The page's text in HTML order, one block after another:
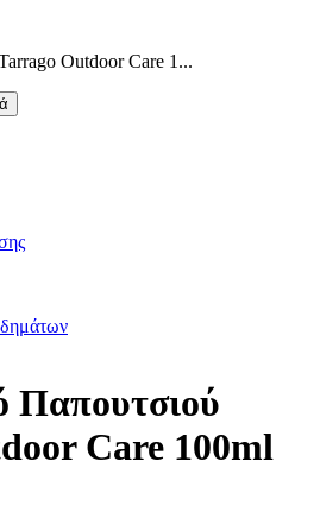
Outdoor Care 1...
Παπουτσιού
Care 100ml